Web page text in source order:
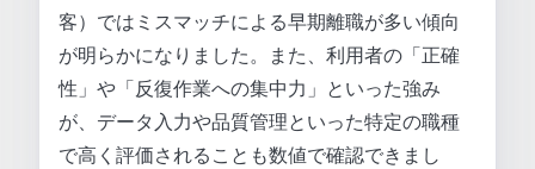
客）ではミスマッチによる早期離職が多い傾向
が明らかになりました。また、利用者の「正確
性」や「反復作業への集中力」といった強み
が、データ入力や品質管理といった特定の職種
で高く評価されることも数値で確認できまし